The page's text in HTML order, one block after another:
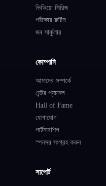
ভিডিয়ো সিরিজ
পরীক্ষার রুটিন
জব সার্কুলার
কোম্পানি
আমাদের সম্পর্কে
মেন্টর প্যানেল
Hall of Fame
যোগাযোগ
পার্টনারশিপ
স্পনসর সংগ্রহ করুন
সাপোর্ট